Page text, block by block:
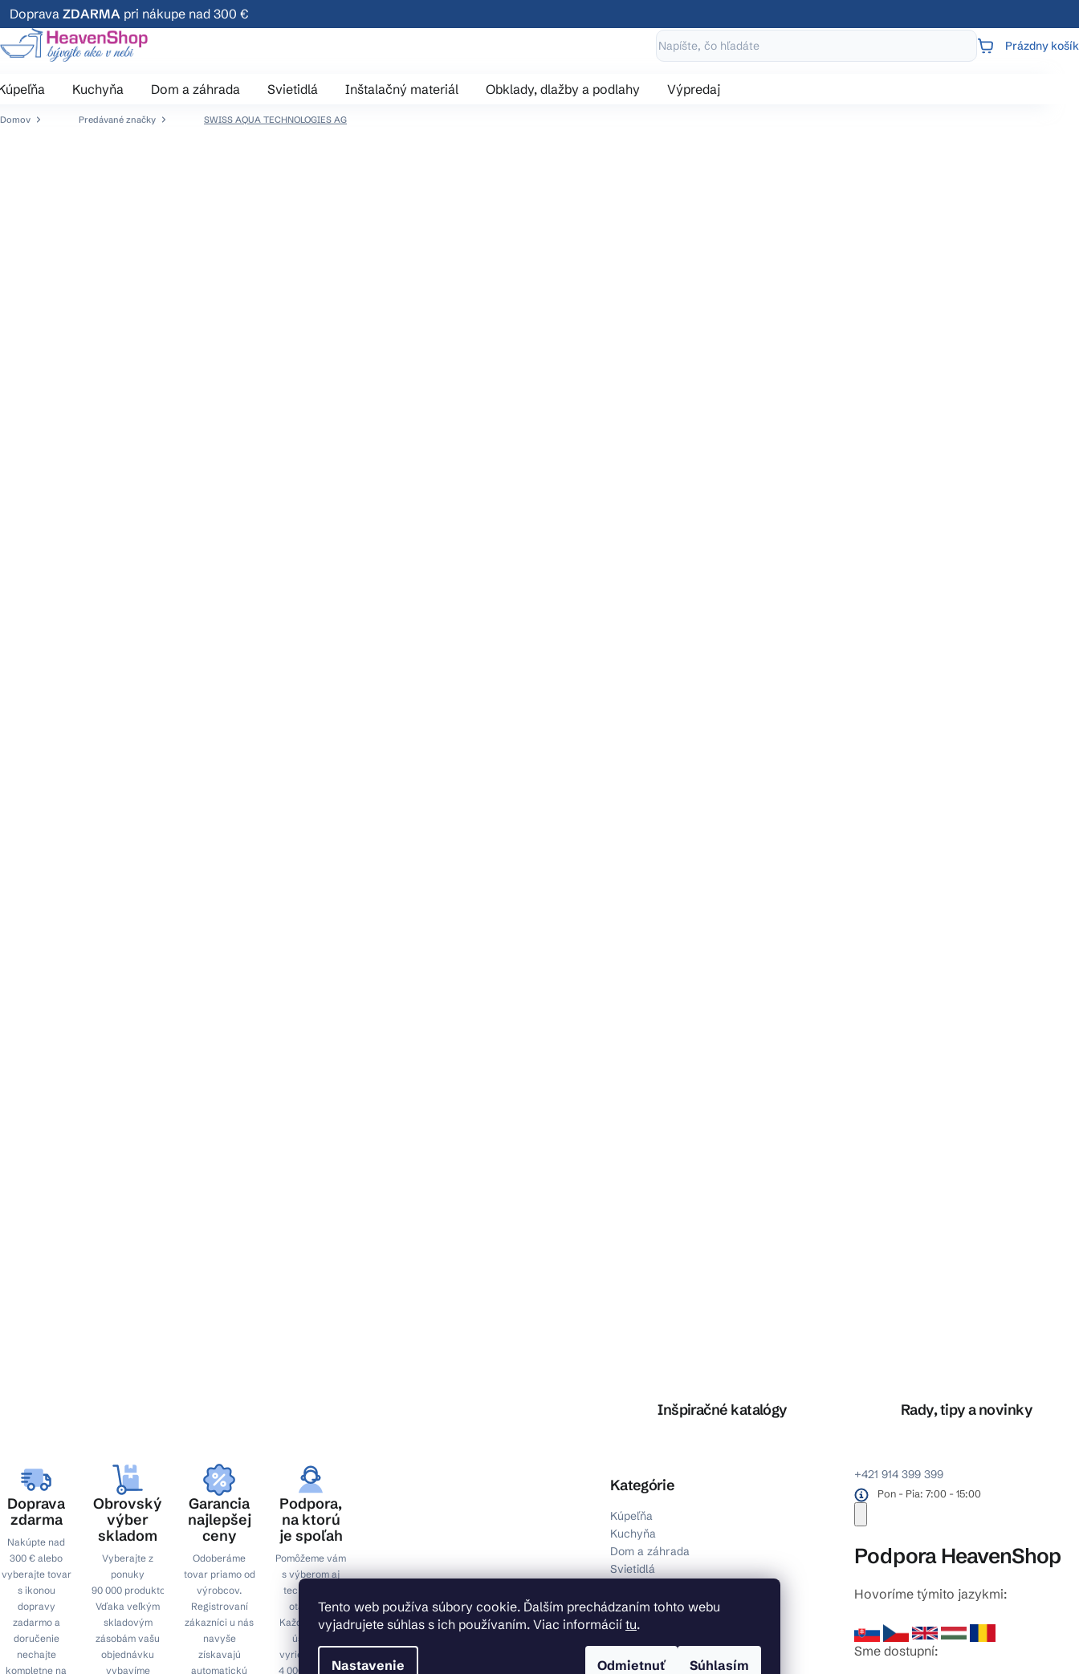
Tento web používa súbory cookie. Ďalším prechádzaním tohto webu
vyjadrujete súhlas s ich používaním. Viac informácií tu.
Nastavenie Odmietnuť Súhlasím
Prejsť
na
obsah
Doprava ZDARMA pri nákupe nad 300 €
NÁKUPNÝ
Prázdny košík
Kuchyňa Dom a záhrada Svietidlá Inštalačný materiál Obklady, dlažby a podlahy Výpredaj
Domov Predávané značky SWISS AQUA TECHNOLOGIES AG
e
Inšpiračné katalógy Rady, tipy a novinky
Doprava
zdarma
Nakúpte nad
300 € alebo
vyberajte tovar
s ikonou
dopravy
zadarmo a
doručenie
nechajte
kompletne na
Obrovský
výber
skladom
Vyberajte z
ponuky
90 000 produktov.
Vďaka veľkým
skladovým
zásobám vašu
objednávku
vybavíme
Garancia
najlepšej
ceny
Odoberáme
tovar priamo od
výrobcov.
Registrovaní
zákazníci u nás
navyše
získavajú
automatickú
Podpora,
na ktorú
je spoľah
Pomôžeme vám
s výberom aj
technickými
otázkami.
Každý mesiac
úspešne
vyriešime cez
4 000 hovorov
+421 914 399 399
Pon - Pia: 7:00 - 15:00
Podpora HeavenShop
Hovoríme týmito jazykmi:
Sme dostupní:
Kategórie
Kúpeľňa
Kuchyňa
Dom a záhrada
Svietidlá
Obklady, dlažby a podlahy
Výpredaj